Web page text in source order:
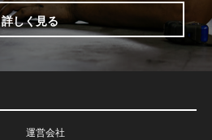
詳しく見る
運営会社